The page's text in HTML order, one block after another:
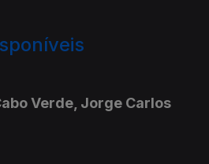
Verde, Jorge Carlos